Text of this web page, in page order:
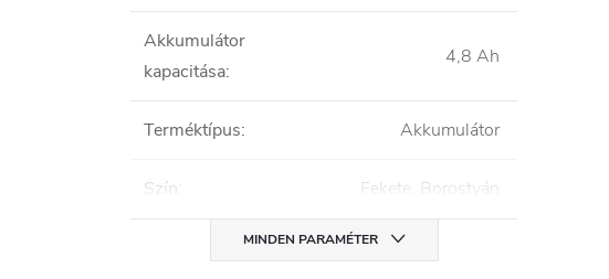
Akkumulátor
kapacitása:
4,8 Ah
Terméktípus: Akkumulátor
Szín: Fekete, Borostyán
MINDEN PARAMÉTER